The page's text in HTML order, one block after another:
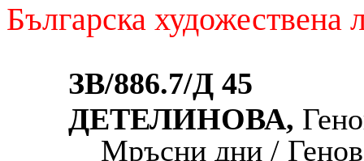
Българска художествена
ЗВ/886.7/Д 45
ДЕТЕЛИНОВА,
Мръсни дни /